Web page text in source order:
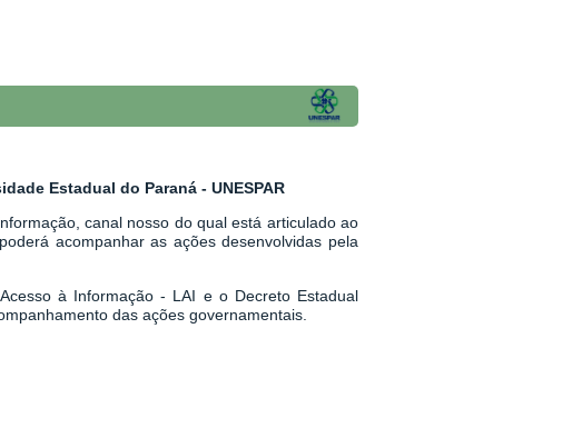
Estadual do Paraná - UNESPAR
canal nosso do qual está articulado ao
acompanhar as ações desenvolvidas pela
à Informação - LAI e o Decreto Estadual
das ações governamentais.